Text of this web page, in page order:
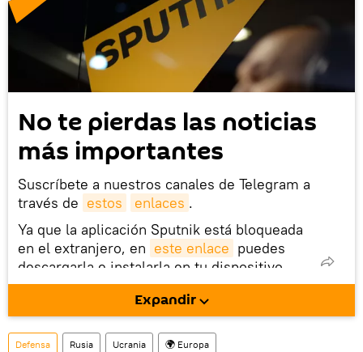
No te pierdas las noticias
más importantes
Suscríbete a nuestros canales de Telegram a
través de estos enlaces .
Ya que la aplicación Sputnik está bloqueada
en el extranjero, en este enlace puedes
descargarla e instalarla en tu dispositivo
móvil (¡solo para Android!).
También tenemos una cuenta en la red
social rusa VK .
Expandir
Defensa Rusia Ucrania 🌍 Europa